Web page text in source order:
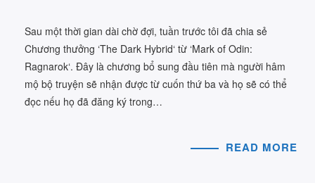
Sau một thời gian dài chờ đợi, tuần trước tôi đã chia sẻ
Chương thưởng ‘The Dark Hybrid‘ từ ‘Mark of Odin:
Ragnarok‘. Đây là chương bổ sung đầu tiên mà người hâm
mộ bộ truyện sẽ nhận được từ cuốn thứ ba và họ sẽ có thể
đọc nếu họ đã đăng ký trong…
READ MORE